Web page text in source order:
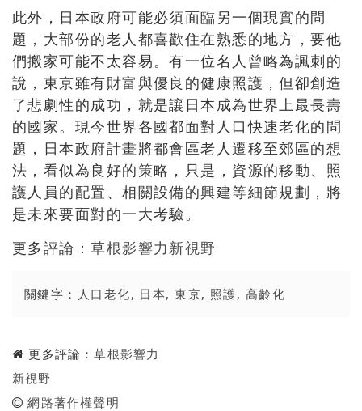
此外，日本政府可能必須面臨另一個現實的問
題，大部份的老人都喜歡住在熟悉的地方，要他
們搬家可能不太容易。有一位名人曾略為諷刺的
說，東京雖有財富與優良的健康照護，但卻創造
了悲劇性的成功，就是讓日本成為世界上最長壽
的國家。現今世界各國都面對人口快速老化的問
題，日本政府計畫將都會區老人遷移至郊區的想
法，看似為良好的策略，只是，資源的移動、照
護人員的配置、相關設備的興建等細節規劃，將
是未來要面對的一大考驗。
更多評論：草根影響力新視野
關鍵字： 人口老化, 日本,東京, 照護 , 高齡化
更多評論：草根影響力
新視野
網路著作權聲明